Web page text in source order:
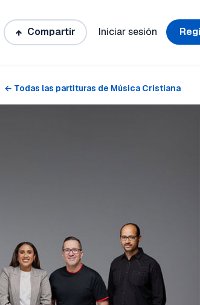
Compartir Iniciar sesión
← Todas las partituras de Música Cristiana